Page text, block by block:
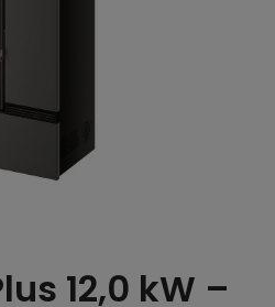
12,0 kW –